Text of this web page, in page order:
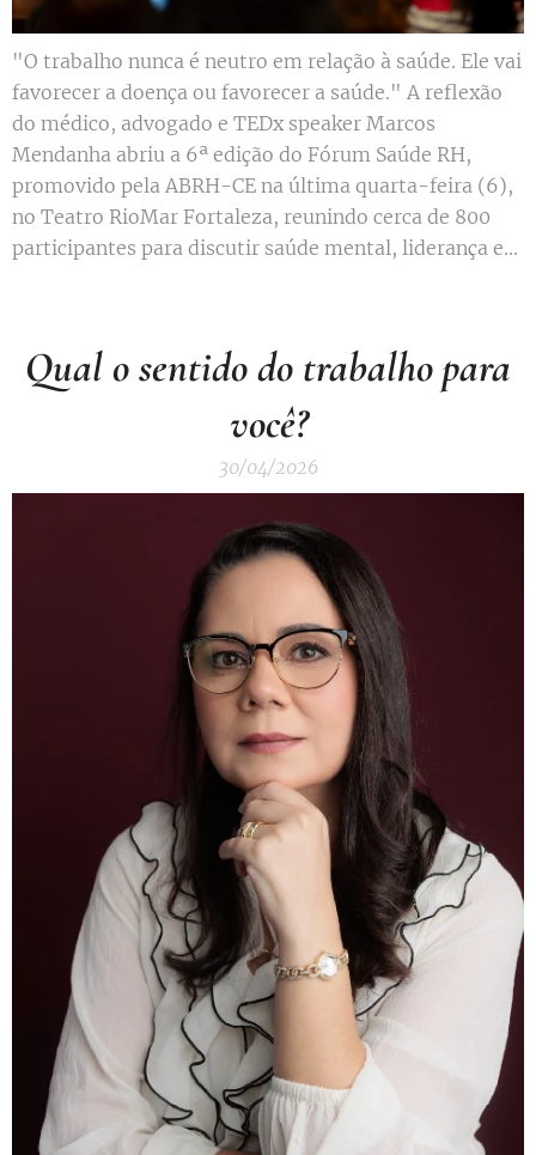
"O trabalho nunca é neutro em relação à saúde. Ele vai
favorecer a doença ou favorecer a saúde." A reflexão
do médico, advogado e TEDx speaker Marcos
Mendanha abriu a 6ª edição do Fórum Saúde RH,
promovido pela ABRH-CE na última quarta-feira (6),
no Teatro RioMar Fortaleza, reunindo cerca de 800
participantes para discutir saúde mental, liderança e...
Qual o sentido do trabalho para
você?
30/04/2026